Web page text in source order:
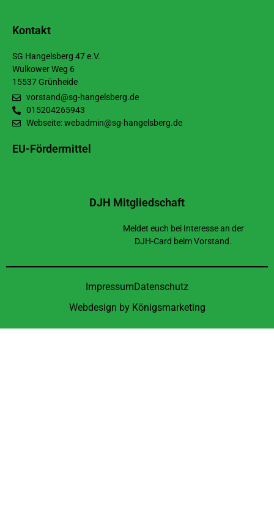
Kontakt
SG Hangelsberg 47 e.V.
Wulkower Weg 6
15537 Grünheide
vorstand@sg-hangelsberg.de
015204265943
Webseite: webadmin@sg-hangelsberg.de
EU-Fördermittel
DJH Mitgliedschaft
Meldet euch bei Interesse an der
DJH-Card beim Vorstand.
ImpressumDatenschutz
Webdesign by Königsmarketing